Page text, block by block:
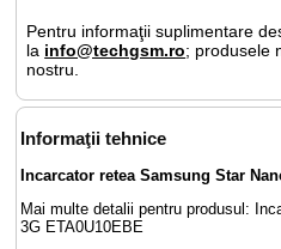
Pentru informaţii suplimentare
la info@techgsm.ro; produsele
nostru.
Informaţii tehnice
Incarcator retea Samsung Star
Mai multe detalii pentru produsul:
3G ETA0U10EBE